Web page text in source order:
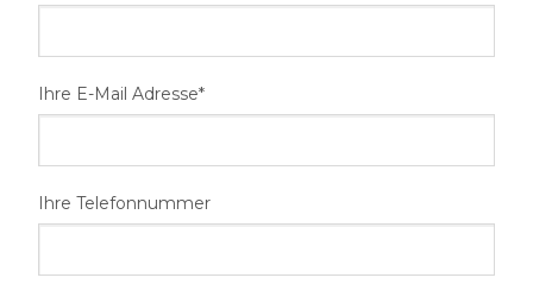
Ihre E-Mail Adresse*
Ihre Telefonnummer